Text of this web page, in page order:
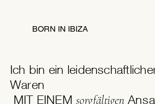
BORN IN IBIZA
Ich bin ein
Waren
MIT EINEMsorgfältigen